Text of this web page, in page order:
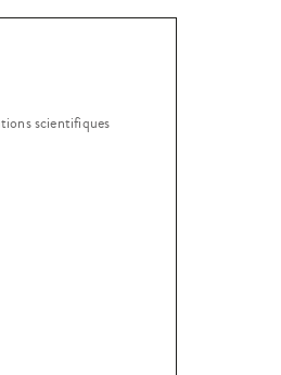
scientifiques